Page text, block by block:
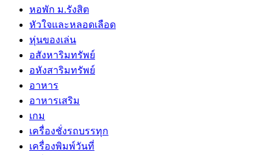
หอพัก ม.รังสิต
หัวใจและหลอดเลือด
หุ่นของเล่น
อสังหาริมทรัพย์
อหังสาริมทรัพย์
อาหาร
อาหารเสริม
เกม
เครื่องชั่งรถบรรทุก
เครื่องพิมพ์วันที่